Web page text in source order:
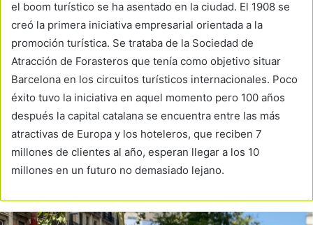
el boom turístico se ha asentado en la ciudad. El 1908 se
creó la primera iniciativa empresarial orientada a la
promoción turística. Se trataba de la Sociedad de
Atracción de Forasteros que tenía como objetivo situar
Barcelona en los circuitos turísticos internacionales. Poco
éxito tuvo la iniciativa en aquel momento pero 100 años
después la capital catalana se encuentra entre las más
atractivas de Europa y los hoteleros, que reciben 7
millones de clientes al año, esperan llegar a los 10
millones en un futuro no demasiado lejano.